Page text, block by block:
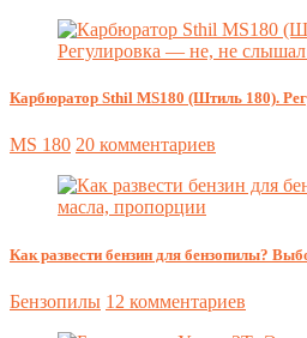
Карбюратор Sthil MS180 (Штиль 180).
MS 180 20 комментариев
Как развести бензин для бензопилы?
Бензопилы 12 комментариев